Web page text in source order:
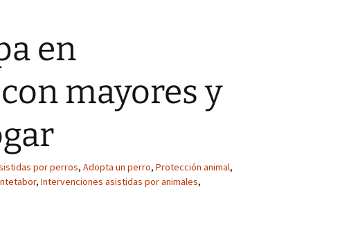
en
mayores y
por perros, Adopta un perro, Protección animal,
, Intervenciones asistidas por animales,